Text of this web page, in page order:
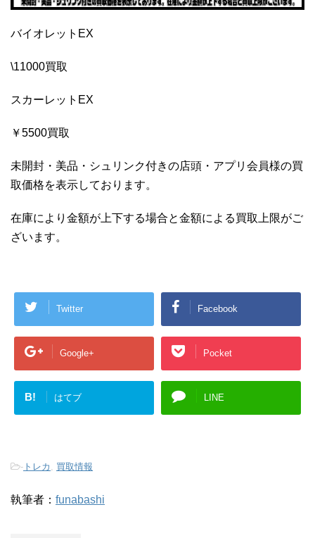
バイオレットEX
\11000買取
スカーレットEX
￥5500買取
未開封・美品・シュリンク付きの店頭・アプリ会員様の買
取価格を表示しております。
在庫により金額が上下する場合と金額による買取上限がご
ざいます。
Twitter Facebook
Google+ Pocket
B! はてブ LINE
- トレカ 買取情報
執筆者： funabashi